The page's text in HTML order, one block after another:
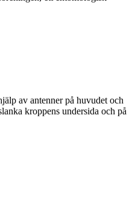
av antenner på huvudet och
kroppens undersida och på